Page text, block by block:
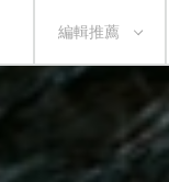
編輯推薦